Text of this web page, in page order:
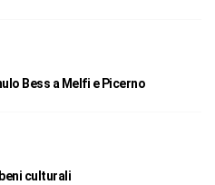
Bess a Melfi e Picerno
culturali